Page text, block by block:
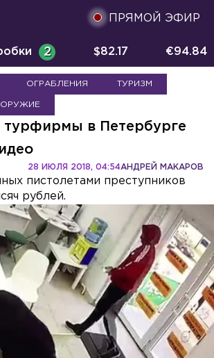
ПРЯМОЙ ЭФИР
2 $82.17 €94.84
ОГРАБЛЕНИЯ ТУРИЗМ
ОРУЖИЕ
турфирмы в Петербурге
АНДРЕЙ МАКАРОВ
28 ИЮЛЯ 2018, 04:54
пистолетами преступников
рублей.